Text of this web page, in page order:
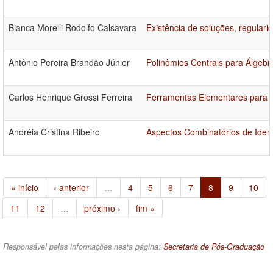
Bianca Morelli Rodolfo Calsavara Existência de soluções,
Antônio Pereira Brandão Júnior Polinômios Centrais para
Carlos Henrique Grossi Ferreira Ferramentas Elementares para
Andréia Cristina Ribeiro Aspectos Combinatórios de
« início ‹ anterior … 4 5 6 7 8 9
10
11
12 … próximo › fim »
Responsável pelas informações nesta página: Secretaria de Pós-Graduação